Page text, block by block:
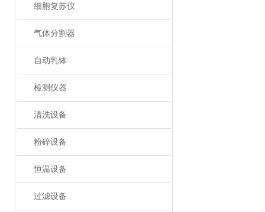
细胞复苏仪
气体分割器
自动乳钵
检测仪器
清洗设备
粉碎设备
恒温设备
过滤设备